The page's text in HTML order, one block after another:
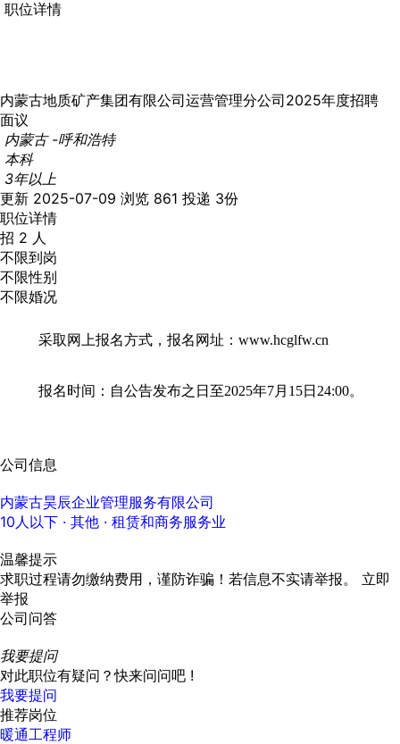
职位详情
内蒙古地质矿产集团有限公司运营管理分公司2025年度招聘
面议
内蒙古 -呼和浩特
本科
3年以上
更新 2025-07-09 浏览 861 投递 3份
职位详情
招 2 人
不限到岗
不限性别
不限婚况
采取网上报名方式，报名网址：www.hcglfw.cn
报名时间：自公告发布之日至2025年7月15日24:00。
公司信息
内蒙古昊辰企业管理服务有限公司
10人以下 · 其他 · 租赁和商务服务业
温馨提示
求职过程请勿缴纳费用，谨防诈骗！若信息不实请举报。 立即
举报
公司问答
我要提问
对此职位有疑问？快来问问吧 !
我要提问
推荐岗位
暖通工程师